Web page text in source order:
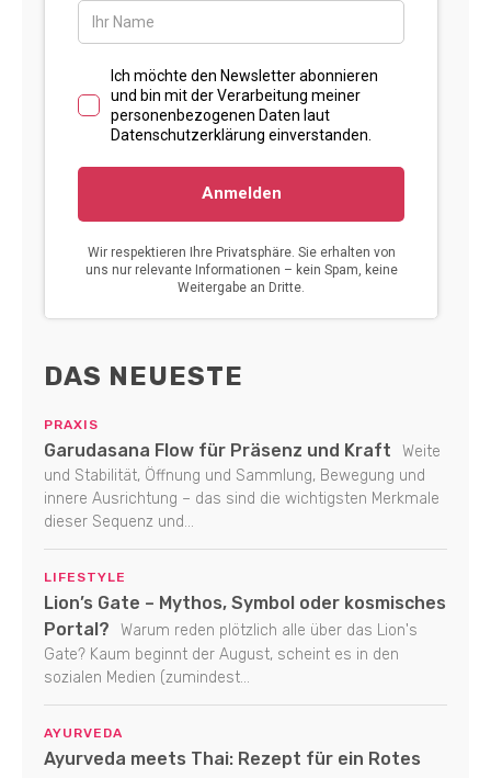
DAS NEUESTE
PRAXIS
Garudasana Flow für Präsenz und Kraft
Weite
und Stabilität, Öffnung und Sammlung, Bewegung und
innere Ausrichtung – das sind die wichtigsten Merkmale
dieser Sequenz und...
LIFESTYLE
Lion’s Gate – Mythos, Symbol oder kosmisches
Portal?
Warum reden plötzlich alle über das Lion's
Gate? Kaum beginnt der August, scheint es in den
sozialen Medien (zumindest...
AYURVEDA
Ayurveda meets Thai: Rezept für ein Rotes